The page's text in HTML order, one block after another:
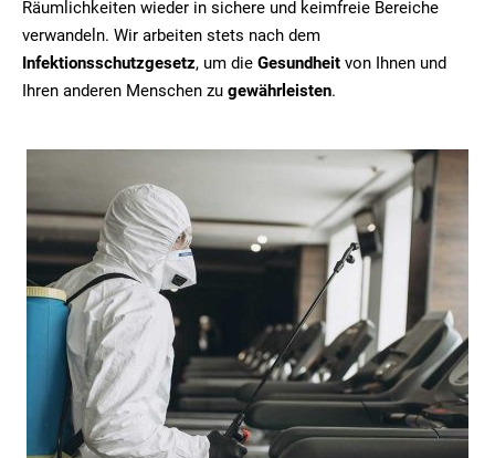
Räumlichkeiten wieder in sichere und keimfreie Bereiche
verwandeln. Wir arbeiten stets nach dem
Infektionsschutzgesetz, um die Gesundheit von Ihnen und
Ihren anderen Menschen zu gewährleisten.